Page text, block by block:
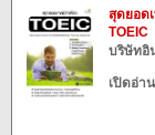
สุดยอด
TOEIC
บริษัทอิ
เปิดอ่า